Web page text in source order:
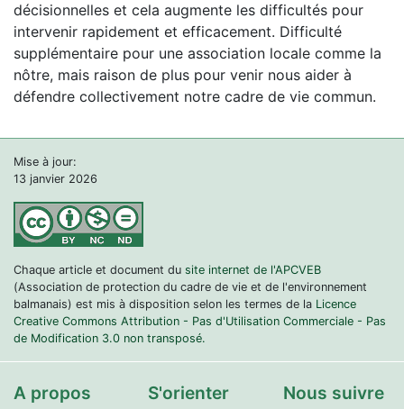
décisionnelles et cela augmente les difficultés pour
intervenir rapidement et efficacement. Difficulté
supplémentaire pour une association locale comme la
nôtre, mais raison de plus pour venir nous aider à
défendre collectivement notre cadre de vie commun.
Mise à jour:
13 janvier 2026
Chaque article et document du site internet de l'APCVEB
(Association de protection du cadre de vie et de l'environnement
balmanais) est mis à disposition selon les termes de la Licence
Creative Commons Attribution - Pas d'Utilisation Commerciale - Pas
de Modification 3.0 non transposé.
A propos S'orienter Nous suivre